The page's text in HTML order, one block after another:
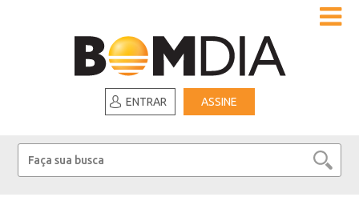
ENTRAR ASSINE